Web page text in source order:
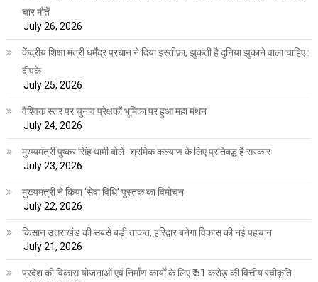
चार मौतें
July 26, 2026
केंद्रीय शिक्षा मंत्री धर्मेंद्र प्रधान ने दिया इस्तीफ़ा, झुकती है दुनिया झुकाने वाला चाहिए :
दीपके
July 25, 2026
वैश्विक स्तर पर चुनाव प्रेक्षकों भूमिका पर हुआ महा मंथन
July 24, 2026
मुख्यमंत्री पुष्कर सिंह धामी बोले- श्रमिक कल्याण के लिए प्रतिबद्ध है सरकार
July 23, 2026
मुख्यमंत्री ने किया ‘सेवा विधि‘ पुस्तक का विमोचन
July 22, 2026
किसान उत्तराखंड की सबसे बड़ी ताकत, हरिद्वार बनेगा विकास की नई पहचान
July 21, 2026
प्रदेश की विकास योजनाओं एवं निर्माण कार्यों के लिए ₹ 51 करोड़ की वित्तीय स्वीकृति